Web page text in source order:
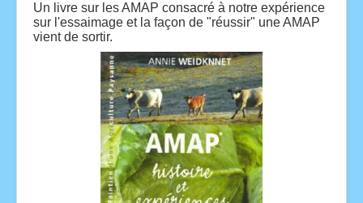
Un livre sur les AMAP consacré à notre expérience
sur l'essaimage et la façon de "réussir" une AMAP
vient de sortir.